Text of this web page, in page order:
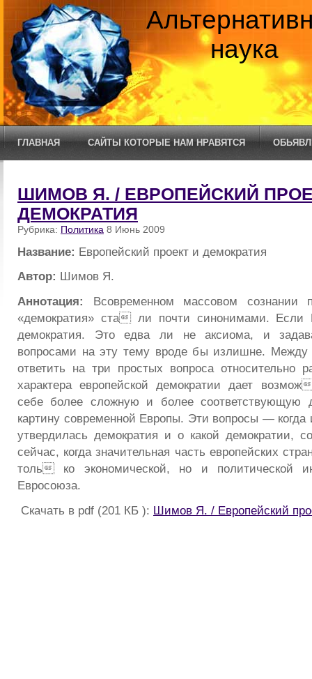
наука
ГЛАВНАЯ САЙТЫ КОТОРЫЕ НАМ НРАВЯТСЯ
ШИМОВ Я. / ЕВРОПЕЙСКИЙ
ДЕМОКРАТИЯ
Рубрика: Политика 8 Июнь 2009
Название: Европейский проект и демократия
Автор: Шимов Я.
Аннотация: Всовременном массовом сознании
«демократия» ста ли почти синонимами.
демократия. Это едва ли не аксиома, и
вопросами на эту тему вроде бы излишне. Между
ответить на три простых вопроса относительно
характера европейской демократии дает возмож
себе более сложную и более соответствующую
картину современной Европы. Эти вопросы — когда
утвердилась демократия и о какой демократии,
сейчас, когда значительная часть европейских
толь ко экономической, но и политической
Евросоюза.
Скачать в pdf (201 КБ ): Шимов Я. / Европейский